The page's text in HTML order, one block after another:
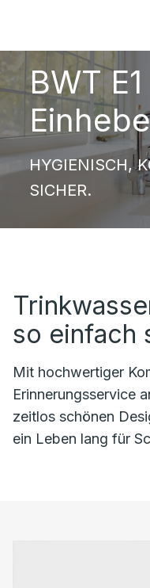
BWT E1
HYGIENISCH,
SICHER.
so einfach
Mit hochwertiger
Erinnerungsservice
zeitlos schönen
ein Leben lang für